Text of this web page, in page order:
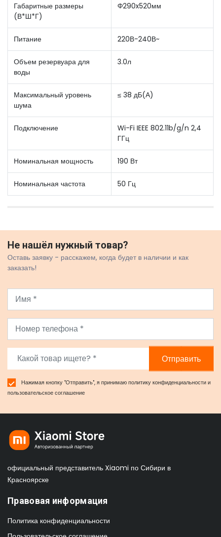
Габаритные размеры
(В*Ш*Г)
Φ290x520мм
Питание 220В-240В~
Объем резервуара для
воды
3.0л
Максимальный уровень
шума
≤ 38 дБ(А)
Подключение
Wi-Fi IEEE 802.11b/g/n 2,4
ГГц
Номинальная мощность 190 Вт
Номинальная частота 50 Гц
Не нашёл нужный товар?
Оставь заявку - расскажем, когда будет в наличии и как
заказать!
Отправить
Нажимая кнопку "Отправить", я принимаюполитику конфиденциальностии
пользовательское соглашение
официальный представитель Xiaomi по Сибири в
Красноярске
Правовая информация
Политика конфиденциальности